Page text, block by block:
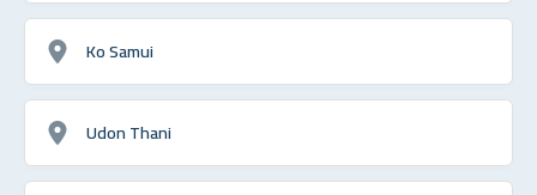
Ko Samui
Udon Thani